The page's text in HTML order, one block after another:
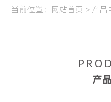
当前位置： 网站首页 > 产品
产